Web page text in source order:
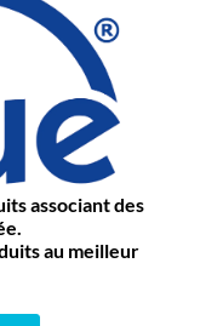
associant des
au meilleur